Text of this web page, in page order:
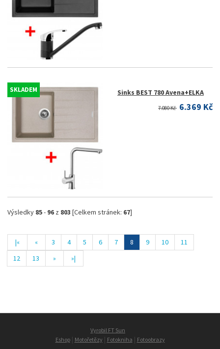
SKLADEM Sinks BEST 780 Avena+ELKA
7.080 Kč 6.369 Kč
Výsledky 85- 96 z 803 [Celkem stránek: 67]
|« « 3 4 5 6 7 8 9 10
11
12
13 » »|
Vyrobil FT Sun
Eshop| Motořetězy | Fotokniha | Fotoobrazy